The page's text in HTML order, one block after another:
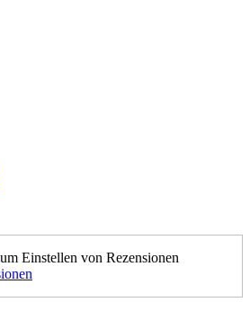
Einstellen von Rezensionen